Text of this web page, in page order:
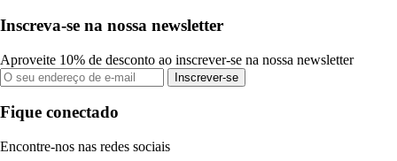
Inscreva-se na nossa newsletter
Aproveite 10% de desconto ao inscrever-se na nossa newsletter
Inscrever-se
Fique conectado
Encontre-nos nas redes sociais